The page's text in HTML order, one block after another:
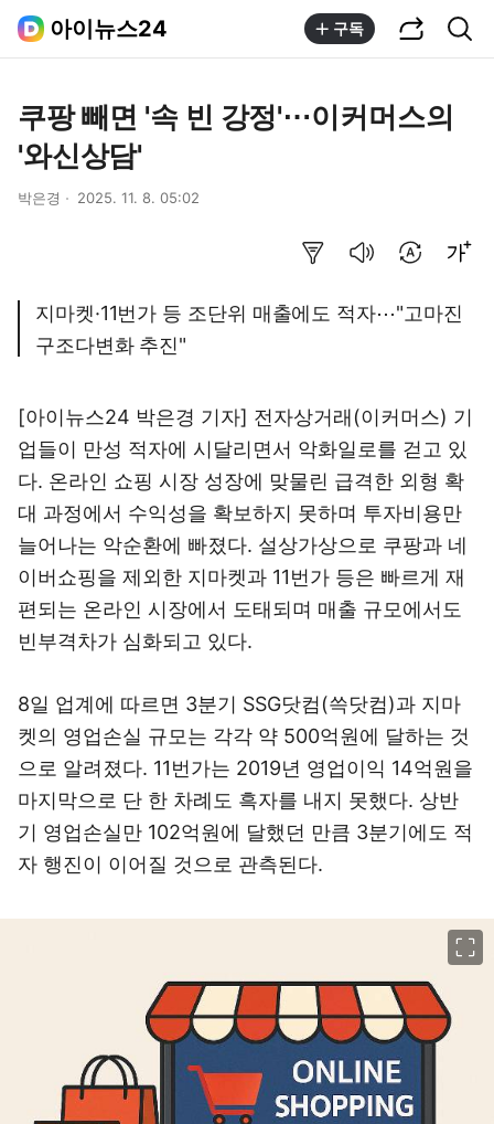
아이뉴스24 구독
쿠팡 빼면 '속 빈 강정'⋯이커머스의
'와신상담'
박은경 2025. 11. 8. 05:02
지마켓·11번가 등 조단위 매출에도 적자⋯"고마진
구조다변화 추진"
[아이뉴스24 박은경 기자] 전자상거래(이커머스) 기
업들이 만성 적자에 시달리면서 악화일로를 걷고 있
다. 온라인 쇼핑 시장 성장에 맞물린 급격한 외형 확
대 과정에서 수익성을 확보하지 못하며 투자비용만
늘어나는 악순환에 빠졌다. 설상가상으로 쿠팡과 네
이버쇼핑을 제외한 지마켓과 11번가 등은 빠르게 재
편되는 온라인 시장에서 도태되며 매출 규모에서도
빈부격차가 심화되고 있다.
8일 업계에 따르면 3분기 SSG닷컴(쓱닷컴)과 지마
켓의 영업손실 규모는 각각 약 500억원에 달하는 것
으로 알려졌다. 11번가는 2019년 영업이익 14억원을
마지막으로 단 한 차례도 흑자를 내지 못했다. 상반
기 영업손실만 102억원에 달했던 만큼 3분기에도 적
자 행진이 이어질 것으로 관측된다.